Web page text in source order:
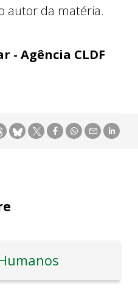
autor da matéria.
- Agência CLDF